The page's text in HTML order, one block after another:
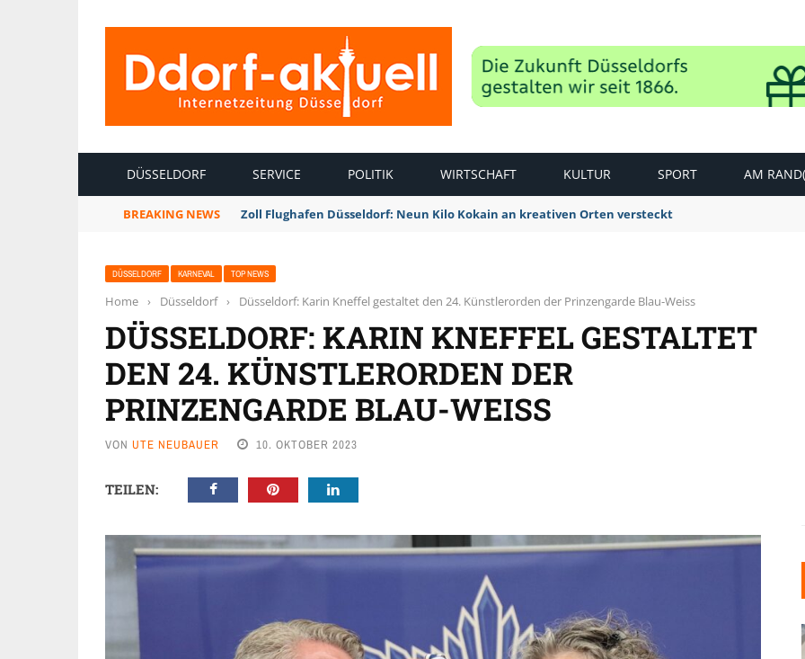
DÜSSELDORF SERVICE POLITIK WIRTSCHAFT KULTUR SPORT AM
BREAKING NEWS Zoll Flughafen Düsseldorf: Neun Kilo Kokain an kreativen Orten versteckt
DÜSSELDORF KARNEVAL TOP NEWS
Home › Düsseldorf › Düsseldorf: Karin Kneffel gestaltet den 24. Künstlerorden der Prinzengarde Blau-Weiss
DÜSSELDORF: KARIN KNEFFEL GESTALTET
DEN 24. KÜNSTLERORDEN DER
PRINZENGARDE BLAU-WEISS
VON UTE NEUBAUER 10. OKTOBER 2023
TEILEN: